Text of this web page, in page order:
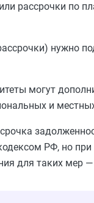
рассрочки по
нужно
могут
и
РФ, но
для таких мер